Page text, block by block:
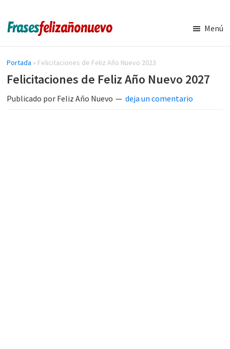
contenido
lateral
principal
Frases
de
Feliz
Año
Nuevo
de
navidad
año
Menú
Portada » Felicitaciones de Feliz Año Nuevo 2023
Felicitaciones de Feliz Año Nuevo 2027
Publicado por Feliz Año Nuevo deja un comentario